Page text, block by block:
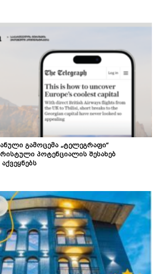
გამოცემა „ტელეგრაფი“
პოტენციალის შესახებ